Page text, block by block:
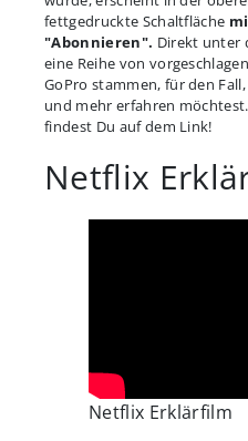
fettgedruckte Schaltfläche
"Abonnieren". Direkt unter
eine Reihe von
GoPro stammen, für den
und mehr erfahren
findest Du auf dem Link!
Netflix
Netflix Erklärfilm